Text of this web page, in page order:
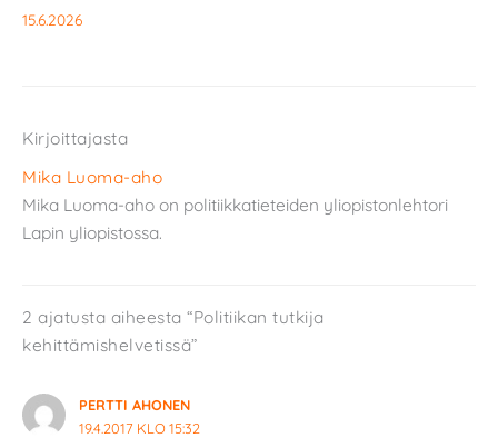
15.6.2026
Kirjoittajasta
Mika Luoma-aho
Mika Luoma-aho on politiikkatieteiden yliopistonlehtori
Lapin yliopistossa.
2 ajatusta aiheesta “Politiikan tutkija
kehittämishelvetissä”
PERTTI AHONEN
19.4.2017 KLO 15:32